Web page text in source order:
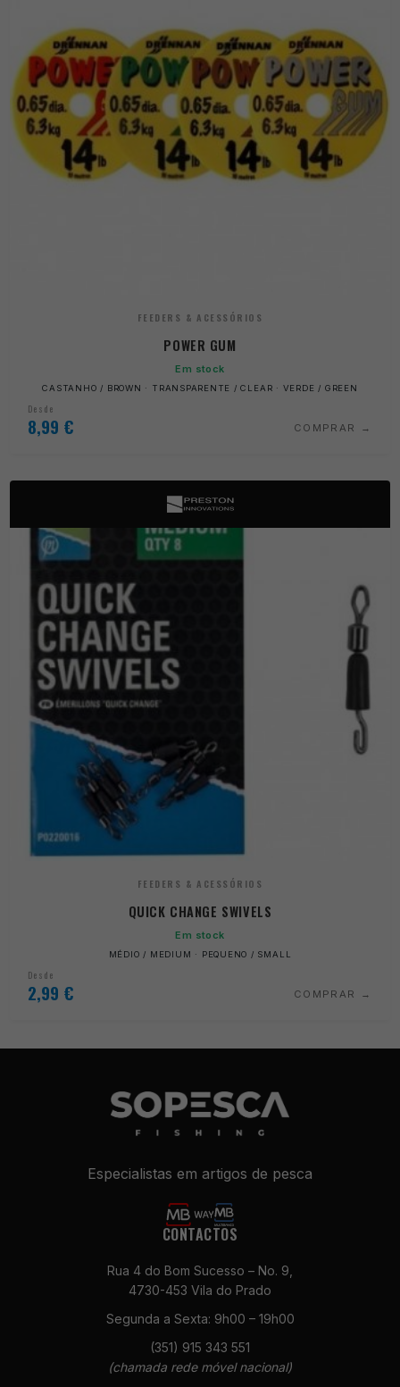
FEEDERS & ACESSÓRIOS
POWER GUM
Em stock
CASTANHO / BROWN · TRANSPARENTE / CLEAR · VERDE / GREEN
Desde
8,99 € COMPRAR
FEEDERS & ACESSÓRIOS
QUICK CHANGE SWIVELS
Em stock
MÉDIO / MEDIUM · PEQUENO / SMALL
Desde
2,99 € COMPRAR
Especialistas em artigos de pesca
CONTACTOS
Rua 4 do Bom Sucesso – No. 9,
4730-453 Vila do Prado
Segunda a Sexta: 9h00 – 19h00
(351) 915 343 551
(chamada rede móvel nacional)
Necessários
não são
opcionais. São
necessários
funcionamento
do site.